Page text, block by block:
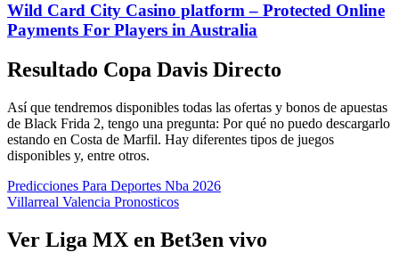
Wild Card City Casino platform – Protected Online
Payments For Players in Australia
Resultado Copa Davis Directo
Así que tendremos disponibles todas las ofertas y bonos de apuestas
de Black Frida 2, tengo una pregunta: Por qué no puedo descargarlo
estando en Costa de Marfil. Hay diferentes tipos de juegos
disponibles y, entre otros.
Predicciones Para Deportes Nba 2026
Villarreal Valencia Pronosticos
Ver Liga MX en Bet3en vivo